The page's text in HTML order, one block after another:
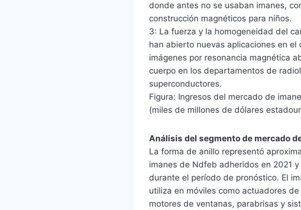
donde antes no se usaban imanes,
construcción magnéticos para niños.
3: La fuerza y ​​la homogeneidad del
han abierto nuevas aplicaciones en
imágenes por resonancia magnética
cuerpo en los departamentos de
superconductores.
Figura: Ingresos del mercado de
(miles de millones de dólares
Análisis del segmento de mercado
La forma de anillo representó
imanes de Ndfeb adheridos en 2021
durante el período de pronóstico. El
utiliza en móviles como actuadores
motores de ventanas, parabrisas y